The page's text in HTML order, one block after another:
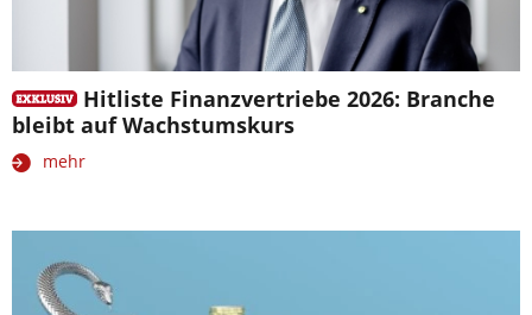
Hitliste Finanzvertriebe 2026: Branche
bleibt auf Wachstumskurs
mehr